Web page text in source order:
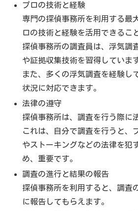
プロの技術と経験
専門の探偵事務所を利用する最
ロの技術と経験を活用できるこ
探偵事務所の調査員は、浮気調
や証拠収集技術を習得していま
また、多くの浮気調査を経験し
状況に対応できます。
法律の遵守
探偵事務所は、調査を行う際に
これは、自分で調査を行うと、
やストーキングなどの法律を犯
め、重要です。
調査の進行と結果の報告
探偵事務所を利用すると、調査
に報告してもらえます。